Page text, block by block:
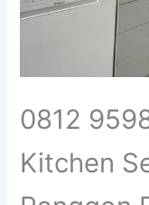
0812
Kitchen